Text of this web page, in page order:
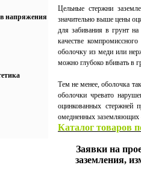
напряжения
Цельные стержни
значительно выше цены
для забивания в грунт
качестве
оболочку из меди или
можно глубоко вбивать в
Тем не менее, оболочка
оболочки чревато
оцинкованных стержней
омедненных заземляющих
Каталог товаров
Заявки на
заземления,